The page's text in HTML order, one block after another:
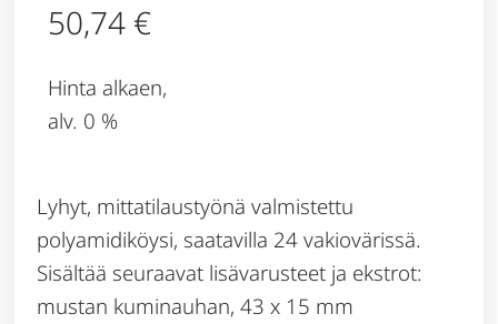
50,74 €
Hinta alkaen,
alv. 0 %
Lyhyt, mittatilaustyönä valmistettu
polyamidiköysi, saatavilla 24 vakiovärissä.
Sisältää seuraavat lisävarusteet ja ekstrot:
mustan kuminauhan, 43 x 15 mm